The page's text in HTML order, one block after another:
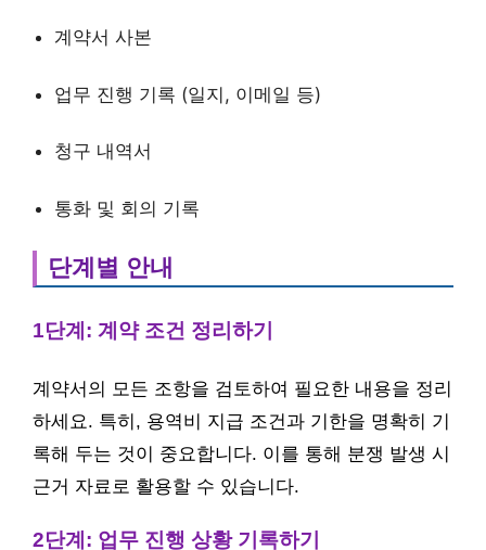
계약서 사본
업무 진행 기록 (일지, 이메일 등)
청구 내역서
통화 및 회의 기록
단계별 안내
1단계: 계약 조건 정리하기
계약서의 모든 조항을 검토하여 필요한 내용을 정리
하세요. 특히, 용역비 지급 조건과 기한을 명확히 기
록해 두는 것이 중요합니다. 이를 통해 분쟁 발생 시
근거 자료로 활용할 수 있습니다.
2단계: 업무 진행 상황 기록하기